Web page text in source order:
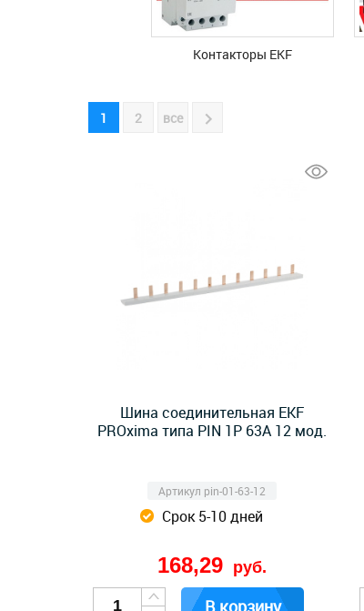
Контакторы EKF
1 2 все
Шина соединительная EKF
PROxima типа PIN 1P 63А 12 мод.
Артикул pin-01-63-12
Срок 5-10 дней
168,29 руб.
В корзину